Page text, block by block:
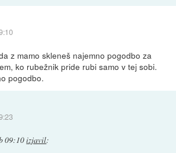
z mamo skleneš najemno pogodbo za
ko rubežnik pride rubi samo v tej sobi.
pogodbo.
09:10izjavil: